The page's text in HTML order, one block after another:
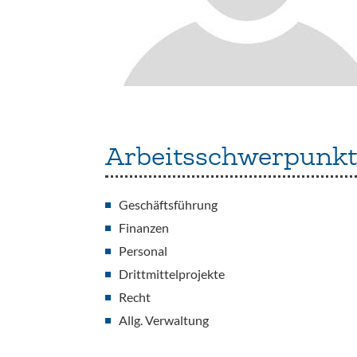
Geschäftsführung
Finanzen
Personal
Drittmittelprojekte
Recht
Allg. Verwaltung